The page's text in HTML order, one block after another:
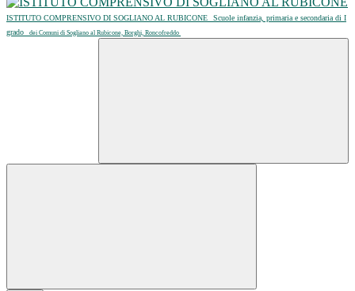
ISTITUTO COMPRENSIVO DI SOGLIANO AL RUBICONE
Scuole infanzia, primaria e secondaria di I
grado
dei Comuni di Sogliano al Rubicone, Borghi, Roncofreddo